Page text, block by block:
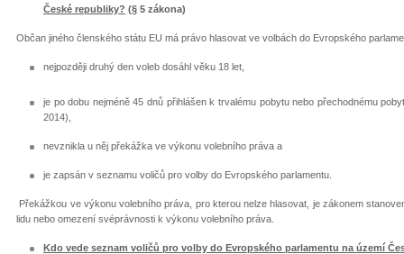
České republiky? (§ 5 zákona)
Občan jiného členského státu EU má právo hlasovat ve volbách do Evropského
nejpozději druhý den voleb dosáhl věku 18 let,
je po dobu nejméně 45 dnů přihlášen k trvalému pobytu nebo přechodnému
2014),
nevznikla u něj překážka ve výkonu volebního práva a
je zapsán v seznamu voličů pro volby do Evropského parlamentu.
Překážkou ve výkonu volebního práva, pro kterou nelze hlasovat, je zákonem
lidu nebo omezení svéprávnosti k výkonu volebního práva.
Kdo vede seznam voličů pro volby do Evropského parlamentu na území